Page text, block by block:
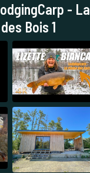
- La
Bois 1